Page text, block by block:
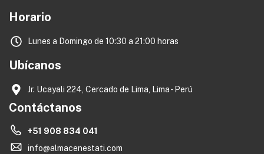
Horario
Lunes a Domingo de 10:30 a 21:00 horas
Ubícanos
Jr. Ucayali 224, Cercado de Lima, Lima - Perú
Contáctanos
+51 908 834 041
info@almacenestati.com